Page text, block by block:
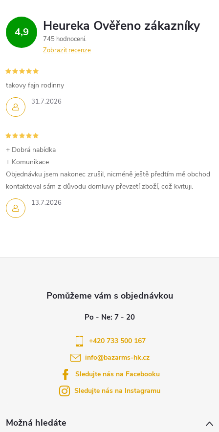
4,9
745 hodnocení
Zobrazit recenze
31.7.2026
takovy fajn rodinny
13.7.2026
+ Dobrá nabídka
+ Komunikace
Objednávku jsem nakonec zrušil, nicméně ještě předtím mě obchod
kontaktoval sám z důvodu domluvy převzetí zboží, což kvituji.
Možná hledáte
info@bazarms-hk.cz
+420 733 500 167
Sledujte nás na Facebooku
Sledujte nás na Instagramu